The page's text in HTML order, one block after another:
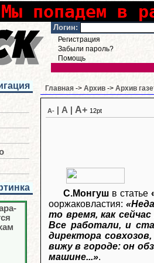
попадем в
Логин:
Регистрация
Забыли пароль?
Помощь
Главная -> Архив -> Архив
A- A A+ 12pt
С.Монгуш в статье
ооржаковластия:
то время, как
Все работали, и
директора
вижу в городе: он
машине...».